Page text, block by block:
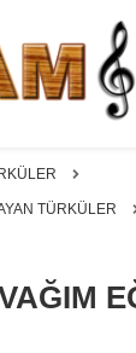
||
Mat,
yaprak
TÜRKÜLER